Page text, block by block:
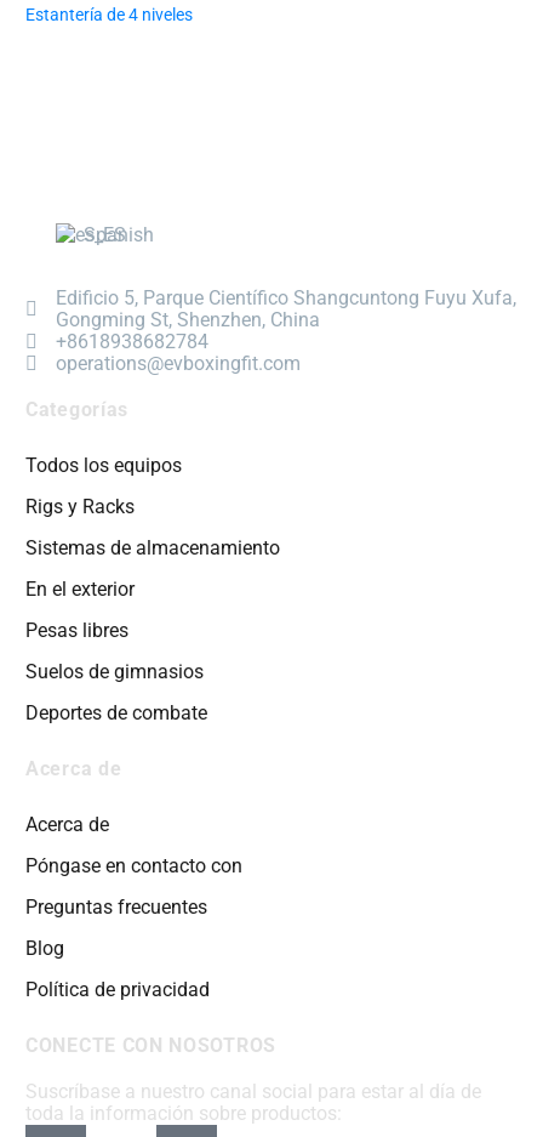
Estantería de 4 niveles
Spanish
Edificio 5, Parque Científico Shangcuntong Fuyu Xufa,
Gongming St, Shenzhen, China
+8618938682784
operations@evboxingfit.com
Categorías
Todos los equipos
Rigs y Racks
Sistemas de almacenamiento
En el exterior
Pesas libres
Suelos de gimnasios
Deportes de combate
Acerca de
Acerca de
Póngase en contacto con
Preguntas frecuentes
Blog
Política de privacidad
CONECTE CON NOSOTROS
Suscríbase a nuestro canal social para estar al día de
toda la información sobre productos: